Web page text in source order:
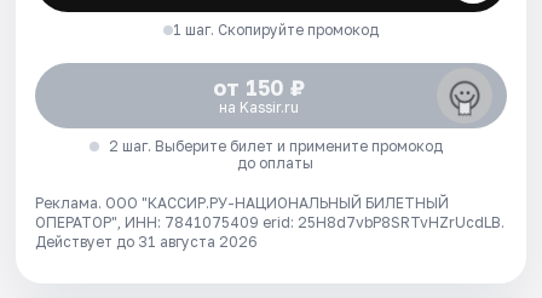
1 шаг. Скопируйте промокод
от 150 ₽
на Kassir.ru
2 шаг. Выберите билет и примените промокод
до оплаты
Реклама. ООО "КАССИР.РУ-НАЦИОНАЛЬНЫЙ БИЛЕТНЫЙ
ОПЕРАТОР", ИНН: 7841075409 erid: 25H8d7vbP8SRTvHZrUcdLB.
Действует до 31 августа 2026